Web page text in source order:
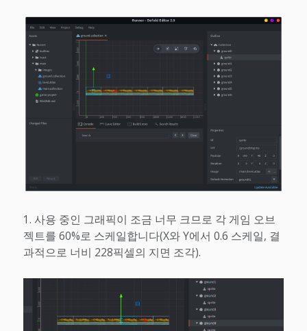
사용 중인 그래픽이 조금 너무 크므로 각 게임 오브
젝트를 60%로 스케일합니다(X와 Y에서 0.6 스케일, 결
과적으로 너비 228픽셀의 지면 조각).